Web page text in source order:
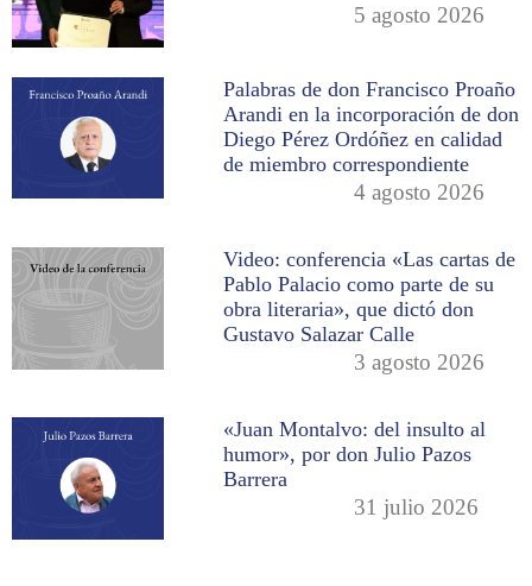
5 agosto 2026
Palabras de don Francisco Proaño
Arandi en la incorporación de don
Diego Pérez Ordóñez en calidad
de miembro correspondiente
4 agosto 2026
Video: conferencia «Las cartas de
Pablo Palacio como parte de su
obra literaria», que dictó don
Gustavo Salazar Calle
3 agosto 2026
«Juan Montalvo: del insulto al
humor», por don Julio Pazos
Barrera
31 julio 2026